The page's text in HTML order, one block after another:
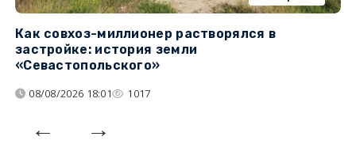
Как совхоз-миллионер растворялся в
застройке: история земли
«Севастопольского»
08/08/2026 18:01 1017